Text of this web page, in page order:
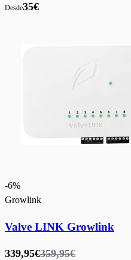
Desde35€
-6%
Growlink
Valve LINK Growlink
339,95€359,95€